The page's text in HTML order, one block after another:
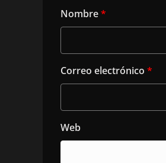
Nombre*
Correo electrónico *
Web